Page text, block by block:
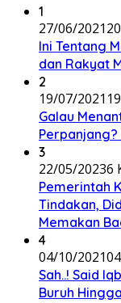
1
27/06/2021
Ini Tentang
dan Rakyat
2
19/07/2021
Galau
3
22/05/20236
Pemerintah
Tindakan,
Memakan
4
04/10/2021
Sah..! Said
Buruh